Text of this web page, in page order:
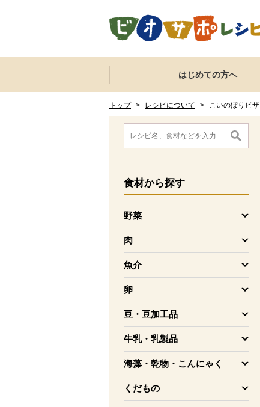
ここからサイト内共通メニューです。
サイト内共通メニューをスキップする
はじめての方へ
トップ > レシピについて > こいのぼりピザ
ここから消費材検索メニューです。
食材から探す
野菜
を開く
肉
を開く
魚介
を開く
卵
を開く
豆・豆加工品
を開く
牛乳・乳製品
を開く
海藻・乾物・こんにゃく
を開く
くだもの
を開く
消費材検索メニューここまで。
ここから本文です。